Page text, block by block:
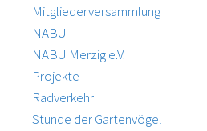
Mitgliederversammlung
NABU
NABU Merzig e.V.
Projekte
Radverkehr
Stunde der Gartenvögel